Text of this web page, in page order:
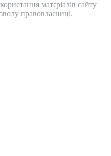
матеріалів сайту
правовласниці.